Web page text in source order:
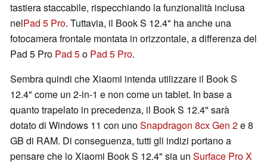
tastiera staccabile, rispecchiando la funzionalità inclusa
nelPad 5 Pro. Tuttavia, il Book S 12.4" ha anche una
fotocamera frontale montata in orizzontale, a differenza del
Pad 5 Pro Pad 5o Pad 5 Pro.
Sembra quindi che Xiaomi intenda utilizzare il Book S
12.4" come un 2-in-1 e non come un tablet. In base a
quanto trapelato in precedenza, il Book S 12.4" sarà
dotato di Windows 11 con unoSnapdragon 8cx Gen 2e 8
GB di RAM. Di conseguenza, tutti gli indizi portano a
pensare che lo Xiaomi Book S 12.4" sia un Surface Pro X